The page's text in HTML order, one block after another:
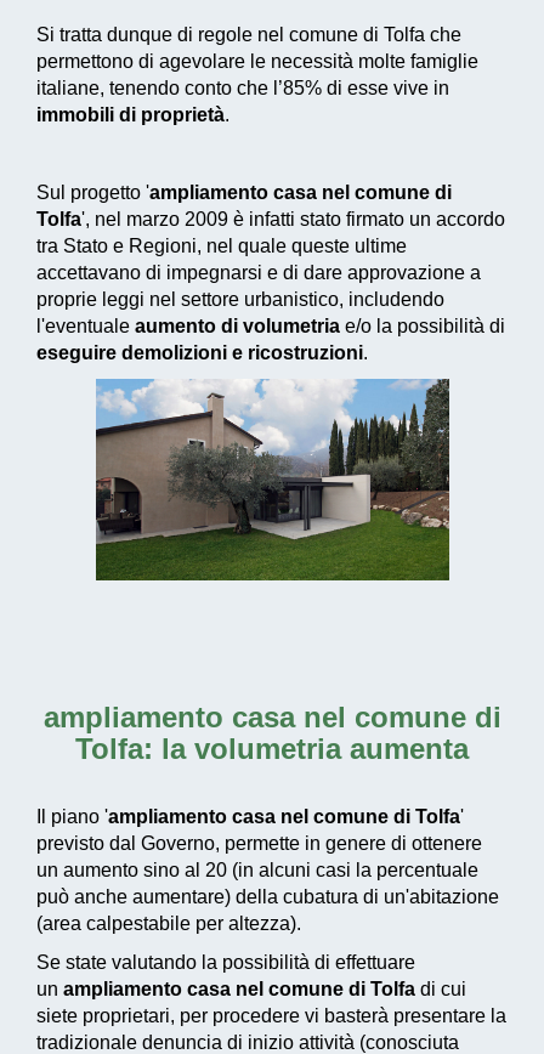
Si tratta dunque di regole nel comune di Tolfa che
permettono di agevolare le necessità molte famiglie
italiane, tenendo conto che l’85% di esse vive in
immobili di proprietà.
Sul progetto 'ampliamento casa nel comune di
Tolfa', nel marzo 2009 è infatti stato firmato un accordo
tra Stato e Regioni, nel quale queste ultime
accettavano di impegnarsi e di dare approvazione a
proprie leggi nel settore urbanistico, includendo
l'eventuale aumento di volumetria e/o la possibilità di
eseguire demolizioni e ricostruzioni.
ampliamento casa nel comune di
Tolfa: la volumetria aumenta
Il piano 'ampliamento casa nel comune di Tolfa'
previsto dal Governo, permette in genere di ottenere
un aumento sino al 20 (in alcuni casi la percentuale
può anche aumentare) della cubatura di un'abitazione
(area calpestabile per altezza).
Se state valutando la possibilità di effettuare
un ampliamento casa nel comune di Tolfa di cui
siete proprietari, per procedere vi basterà presentare la
tradizionale denuncia di inizio attività (conosciuta